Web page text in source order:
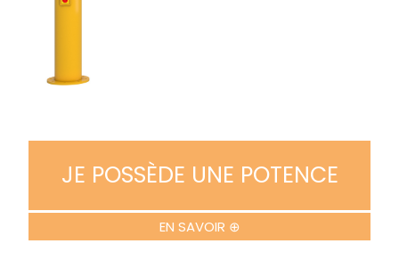
JE POSSÈDE UNE POTENCE
EN SAVOIR ⊕